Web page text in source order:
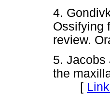
4.
Ossifying
review.
5. Jacobs
the
[